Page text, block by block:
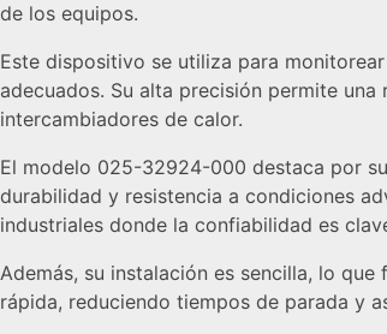
de los equipos.
Este dispositivo se utiliza para
adecuados. Su alta precisión permite
intercambiadores de calor.
El modelo 025-32924-000 destaca por
durabilidad y resistencia a condiciones
industriales donde la confiabilidad es
Además, su instalación es sencilla, lo
rápida, reduciendo tiempos de parada y